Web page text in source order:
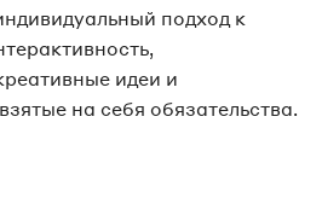
подход к
идеи и
на себя обязательства.